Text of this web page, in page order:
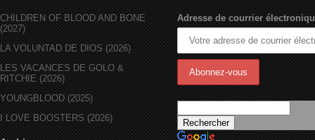
CHILDREN OF BLOOD AND BONE
(2027)
LA VOLUNTAD DE DIOS (2026)
LES VACANCES DE GOLO &
RITCHIE (2026)
YOUNGBLOOD (2025)
I LOVE BOOSTERS (2026)
Adresse de courrier